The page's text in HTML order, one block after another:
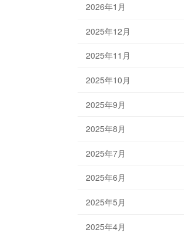
2026年1月
2025年12月
2025年11月
2025年10月
2025年9月
2025年8月
2025年7月
2025年6月
2025年5月
2025年4月